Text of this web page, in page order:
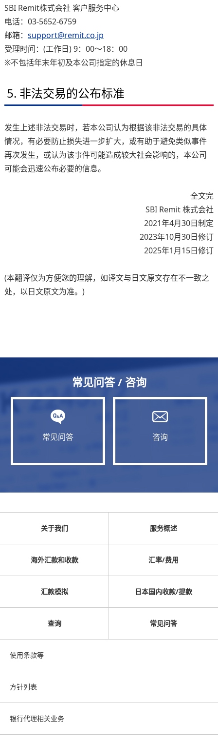
SBI Remit株式会社 客户服务中心
电话：03-5652-6759
邮箱： support@remit.co.jp
受理时间：(工作日) 9：00～18：00
※不包括年末年初及本公司指定的休息日
5. 非法交易的公布标准
发生上述非法交易时，若本公司认为根据该非法交易的具体
情况，有必要防止损失进一步扩大，或有助于避免类似事件
再次发生，或认为该事件可能造成较大社会影响的，本公司
可能会迅速公布必要的信息。
全文完
SBI Remit 株式会社
2021年4月30日制定
2023年10月30日修订
2025年1月15日修订
(本翻译仅为方便您的理解，如译文与日文原文存在不一致之
处，以日文原文为准。)
常见问答 / 咨询
常见问答 咨询
关于我们 服务概述
海外汇款和收款 汇率/费用
汇款模拟 日本国内收款/提款
查询 常见问答
使用条款等
方针列表
银行代理相关业务